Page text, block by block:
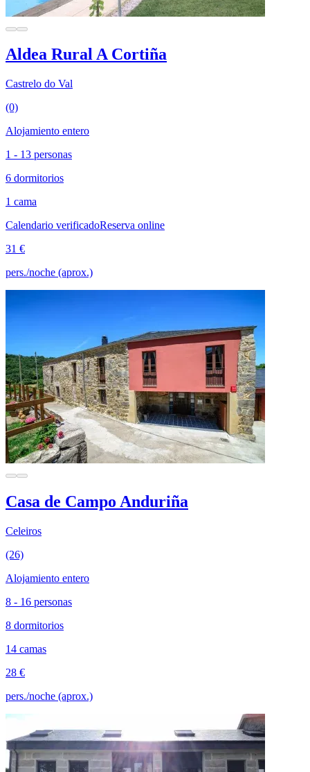
Aldea Rural A Cortiña
Castrelo do Val
(0)
Alojamiento entero
1 - 13 personas
6 dormitorios
1 cama
Calendario verificadoReserva online
31 €
pers./noche (aprox.)
Casa de Campo Anduriña
Celeiros
(26)
Alojamiento entero
8 - 16 personas
8 dormitorios
14 camas
28 €
pers./noche (aprox.)